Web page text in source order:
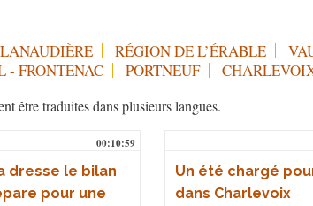
LANAUDIÈRE RÉGION DE L’ÉRABLE
- FRONTENAC PORTNEUF
être traduites dans plusieurs langues.
00:10:59
dresse le bilan
pour une
Un été chargé
dans Charlevoix